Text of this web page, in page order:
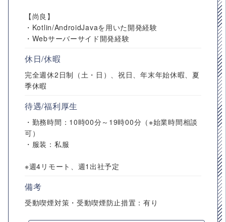
【尚良】
・Kotlin/AndroidJavaを用いた開発経験
・Webサーバーサイド開発経験
休日/休暇
完全週休2日制（土・日）、祝日、年末年始休暇、夏
季休暇
待遇/福利厚生
・勤務時間：10時00分～19時00分（※始業時間相談
可）
・服装：私服
※週4リモート、週1出社予定
備考
受動喫煙対策・受動喫煙防止措置：有り